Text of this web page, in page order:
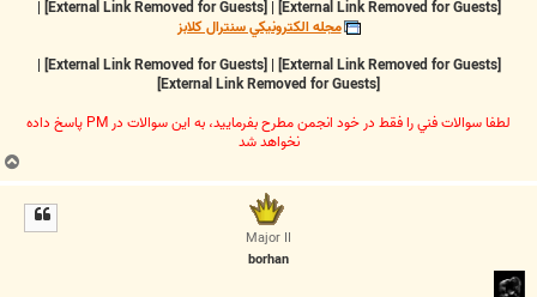
|
|
مجله الکترونيکي سنترال کلابز
|
|
لطفا سوالات فني را فقط در خود انجمن مطرح بفرماييد، به اين سوالات در PM پاسخ داده
نخواهد شد
ب
ا
Major II
borhan